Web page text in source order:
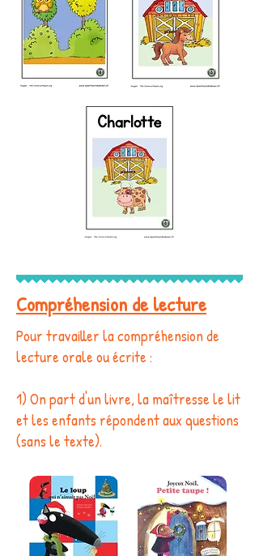
Compréhension de lecture
Pour travailler la compréhension de
lecture orale ou écrite :
1) On part d'un livre, la maîtresse le lit
et les enfants répondent aux questions
(sans le texte).